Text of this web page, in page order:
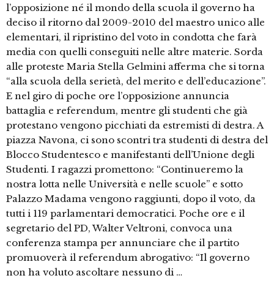
l’opposizione né il mondo della scuola il governo ha
deciso il ritorno dal 2009-2010 del maestro unico alle
elementari, il ripristino del voto in condotta che farà
media con quelli conseguiti nelle altre materie. Sorda
alle proteste Maria Stella Gelmini afferma che si torna
“alla scuola della serietà, del merito e dell’educazione”.
E nel giro di poche ore l’opposizione annuncia
battaglia e referendum, mentre gli studenti che già
protestano vengono picchiati da estremisti di destra. A
piazza Navona, ci sono scontri tra studenti di destra del
Blocco Studentesco e manifestanti dell’Unione degli
Studenti. I ragazzi promettono: “Continueremo la
nostra lotta nelle Università e nelle scuole” e sotto
Palazzo Madama vengono raggiunti, dopo il voto, da
tutti i 119 parlamentari democratici. Poche ore e il
segretario del PD, Walter Veltroni, convoca una
conferenza stampa per annunciare che il partito
promuoverà il referendum abrogativo: “Il governo
non ha voluto ascoltare nessuno di …